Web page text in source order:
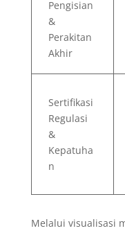
Pengisian
&
Perakitan
Akhir
Sertifikasi
Regulasi
&
Kepatuha
n
Melalui visualisasi